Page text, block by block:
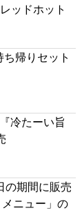
ッドホット
帰りセット
冷たーい旨
の期間に販売
ニュー」の